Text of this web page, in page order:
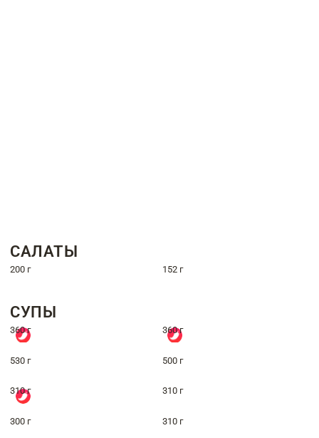
САЛАТЫ
200 г 152 г
СУПЫ
360 г 360 г
530 г 500 г
310 г 310 г
300 г 310 г